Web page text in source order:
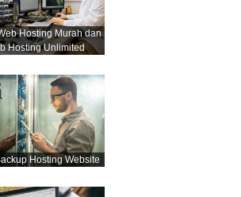
Hosting Murah dan
Hosting Unlimited
Hosting Website